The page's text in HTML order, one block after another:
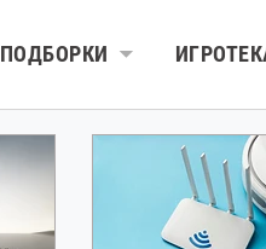
ПОДБОРКИ